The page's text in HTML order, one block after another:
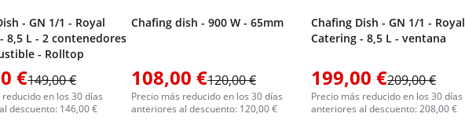
- GN 1/1 - Royal
8,5 L - 2 contenedores
- Rolltop
€149,00 €
en los 30 días
descuento: 146,00 €
Chafing dish - 900 W - 65mm
108,00 €120,00 €
Precio más reducido en los 30 días
anteriores al descuento: 120,00 €
Chafing Dish - GN 1/1 - Royal
Catering - 8,5 L - ventana
199,00 €209,00 €
Precio más reducido en los 30 días
anteriores al descuento: 208,00 €